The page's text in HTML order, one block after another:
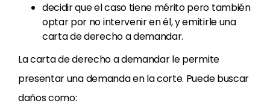
decidir que el caso tiene mérito pero también
optar por no intervenir en él, y emitirle una
carta de derecho a demandar.
La carta de derecho a demandar le permite
presentar una demanda en la corte. Puede buscar
daños como: